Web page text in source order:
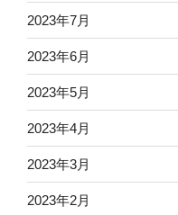
2023年7月
2023年6月
2023年5月
2023年4月
2023年3月
2023年2月